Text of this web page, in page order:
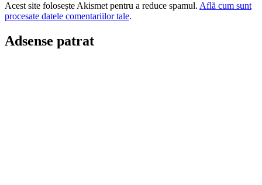
Acest site folosește Akismet pentru a reduce spamul. Află cum sunt
procesate datele comentariilor tale.
Adsense patrat